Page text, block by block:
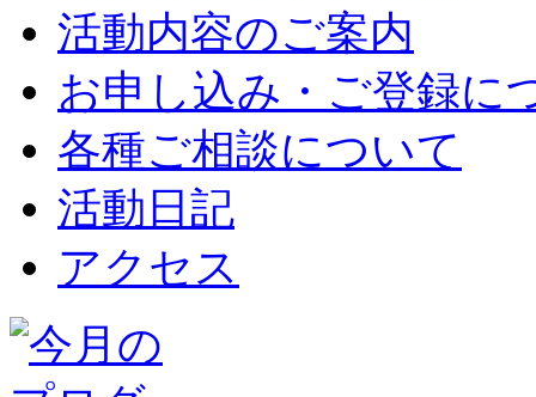
活動内容のご案内
お申し込み・ご登録に
各種ご相談について
活動日記
アクセス